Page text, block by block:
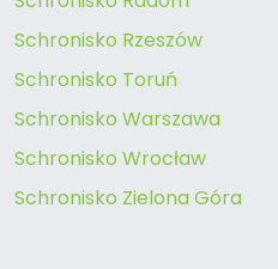
Schronisko Rzeszów
Schronisko Toruń
Schronisko Warszawa
Schronisko Wrocław
Schronisko Zielona Góra